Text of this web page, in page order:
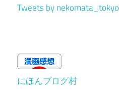
Tweets by nekomata_tokyo
にほんブログ村